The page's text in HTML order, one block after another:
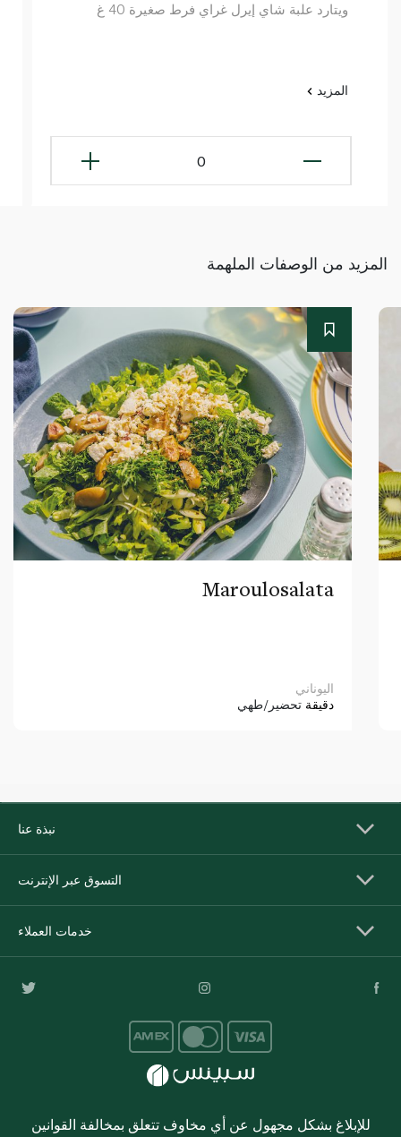
ويتارد علبة شاي إيرل غراي فرط صغيرة 40 غ
المزيد
0
المزيد من الوصفات الملهمة
Maroulosalata
اليوناني
دقيقة تحضير/طهي
نبذة عنا
التسوق عبر الإنترنت
خدمات العملاء
للإبلاغ بشكل مجهول عن أي مخاوف تتعلق بمخالفة القوانين